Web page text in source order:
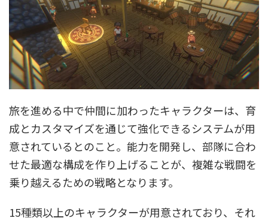
旅を進める中で仲間に加わったキャラクターは、育
成とカスタマイズを通じて強化できるシステムが用
意されているとのこと。能力を開発し、部隊に合わ
せた最適な構成を作り上げることが、複雑な戦闘を
乗り越えるための戦略となります。
15種類以上のキャラクターが用意されており、それ